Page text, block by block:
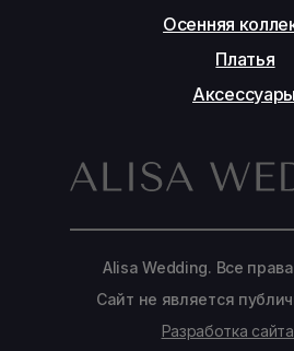
Alisa Wedding. Все
Сайт не является
Разработка
Осенняя
Платья
Аксессуары